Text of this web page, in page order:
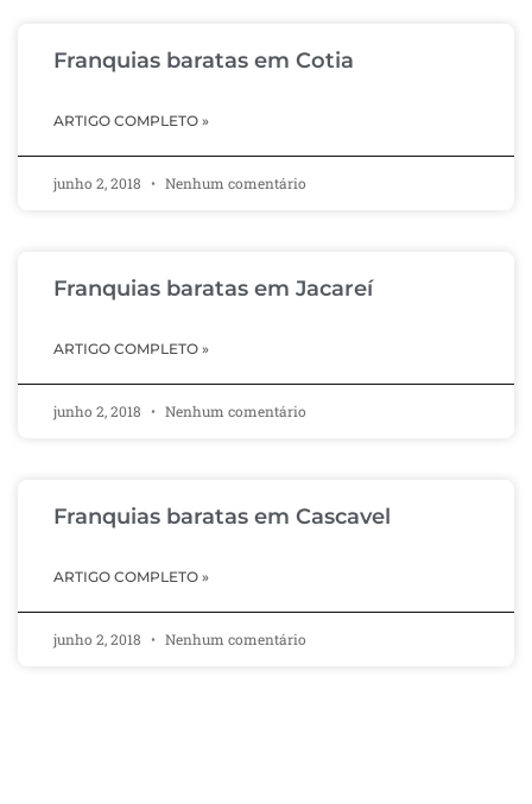
Franquias baratas em Cotia
ARTIGO COMPLETO »
junho 2, 2018 Nenhum comentário
Franquias baratas em Jacareí
ARTIGO COMPLETO »
junho 2, 2018 Nenhum comentário
Franquias baratas em Cascavel
ARTIGO COMPLETO »
junho 2, 2018 Nenhum comentário